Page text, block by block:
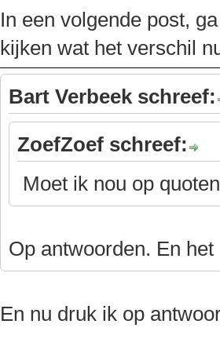
In een volgende post,
kijken wat het verschil
Bart Verbeek schreef:
ZoefZoef schreef:
Moet ik nou op
Op antwoorden. En
En nu druk ik op